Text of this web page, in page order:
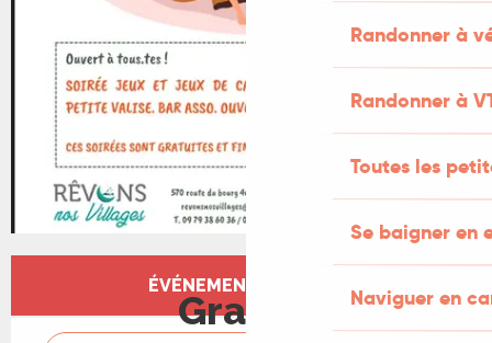
Randonner à
Randonner à
Toutes les
Se baigner en
Naviguer en
Ouverture et coordonnées
ÉVÉNEMENT TERMINÉ
Gratuit